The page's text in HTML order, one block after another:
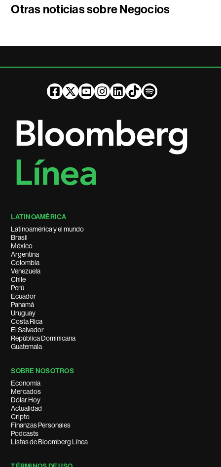
Otras noticias sobre Negocios
LATINOAMÉRICA
Latinoamérica y el mundo
Brasil
México
Argentina
Colombia
Venezuela
Chile
Perú
Ecuador
Panamá
Uruguay
Costa Rica
El Salvador
República Dominicana
Guatemala
SOBRE NOSOTROS
Economía
Mercados
Dólar Hoy
Actualidad
Cripto
Finanzas Personales
Podcasts
Listas de Bloomberg Línea